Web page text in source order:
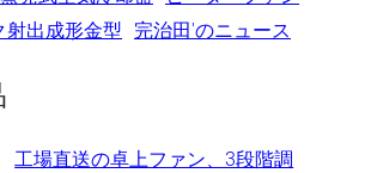
出成形金型 完治田'のニュース
工場直送の卓上ファン、3段階調